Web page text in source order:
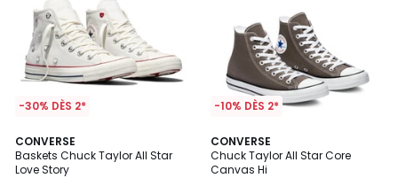
-30% DÈS 2*
CONVERSE
Baskets Chuck Taylor All Star
Love Story
-10% DÈS 2*
CONVERSE
Chuck Taylor All Star Core
Canvas Hi
4,6
/ 5